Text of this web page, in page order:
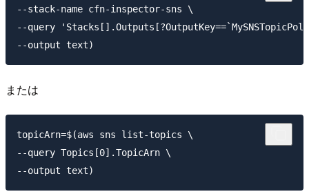
--stack-name cfn-inspector-sns \
--query
または
topicArn=$(aws sns list-topics \
--query Topics[0].TopicArn \